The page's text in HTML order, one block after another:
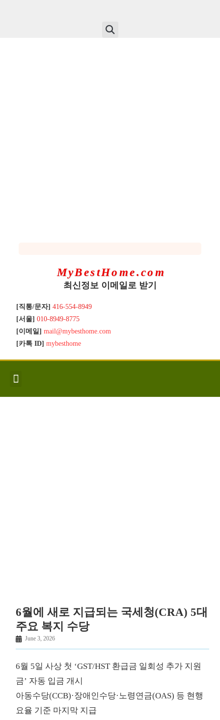
MyBestHome.com
최신정보 이메일로 받기
[직통/문자] 416-554-8949
[서울] 010-8949-8775
[이메일] mail@mybesthome.com
[카톡 ID] mybesthome
6월에 새로 지급되는 국세청(CRA) 5대
주요 복지 수당
June 3, 2026
6월 5일 사상 첫 ‘GST/HST 환급금 일회성 추가 지원
금’ 자동 입금 개시
아동수당(CCB)·장애인수당·노령연금(OAS) 등 현행
요율 기준 마지막 지급